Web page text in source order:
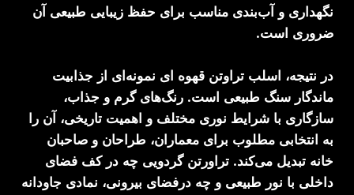
نگهداری و آب‌بندی مناسب برای حفظ زیبایی طبیعی آن
ضروری است.
در نتیجه، اسلب تراوتن قهوه ای نمونه‌ای از جذابیت
ماندگار سنگ طبیعی است. رنگ‌های گرم و جذاب،
سازگاری با شرایط نوری مختلف و اهمیت تاریخی، آن را
به انتخابی مطلوب برای معماران، طراحان و صاحبان
خانه تبدیل می‌کند. تراورتن گردویی چه در کف فضای
داخلی با نور طبیعی و چه درفضای بیرونی، نمادی جاودانه